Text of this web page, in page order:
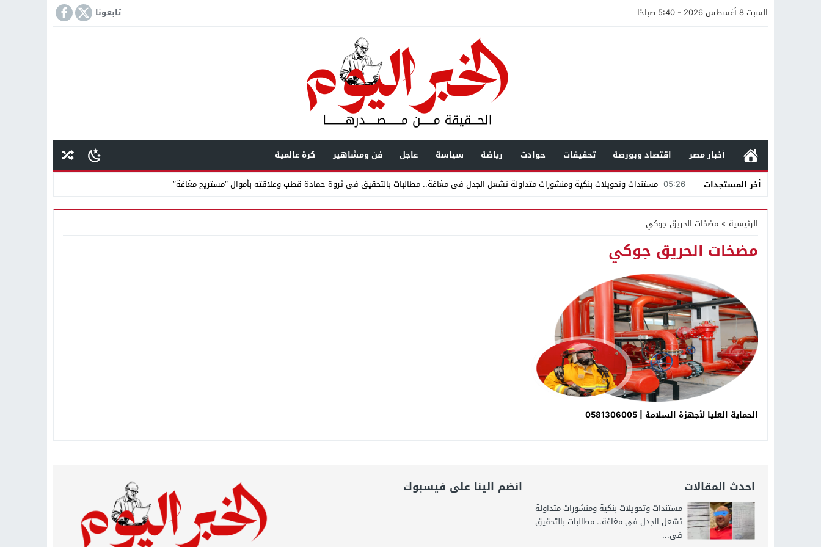
السبت 8 أغسطس 2026 - 5:40 صباحًا تابعونا
أخبار مصر اقتصاد وبورصة تحقيقات حوادث رياضة سياسة عاجل فن ومشاهير
كرة عالمية
أخر المستجدات
05:26 مستندات وتحويلات بنكية ومنشورات متداولة تشعل الجدل فى مغاغة.. مطالبات بالتحقيق فى ثروة حمادة قطب وعلاقته بأموال “مستريح مغاغة”
19:57 محمد صالح هشلان يقدم أهم خمس نصائح لكل سائق 11:00 حزب مستقبل وطن بقصر النيل يوزّع كتاب الأضواء مجانًا بالتعاون مع شركة نهضة مصر
19:14 ناصر طويرش الحارثي.. من قاعة المزاد إلى شاشة الخبر… رحلة بناء ثقة
21:40 مواطن كويتي يقع ضحية عملية احتيال عابرة للحدود باسم “التصوف” ويطالب بأكثر من نصف مليون بمساعدة شخصيات دينية سودانية
16:20 من عامل بناء إلى إمبراطور الأراضى.. تساؤلات حول ثروة حمادة قطب وشراكاته المثيرة للجدل فى مغاغة
18:16 وليد منصور يتفاوض مع نجمة «العشق الممنوع» بيرين سات للمشاركة فى فيلم «ميلانو»
19:34 د. جمال شعبان لطلاب الثانوية العامة: كلية الطب رسالة إنسانية.. ومن يحلم بأن يصبح مثل مجدى يعقوب عليه بالاجتهاد
الرئيسية » مضخات الحريق جوكي
مضخات الحريق جوكي
الحماية العليا لأجهزة السلامة | 0581306005
احدث المقالات
مستندات وتحويلات بنكية ومنشورات متداولة
تشعل الجدل فى مغاغة.. مطالبات بالتحقيق
فى...
انضم الينا على فيسبوك